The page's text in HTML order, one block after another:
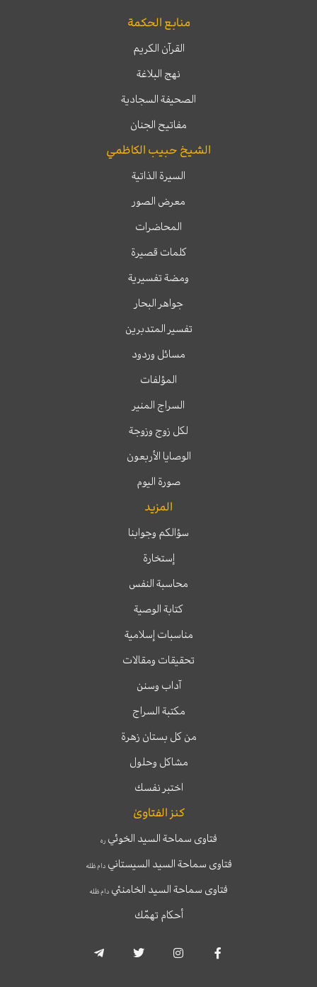
منابع الحكمة
القرآن الكريم
نهج البلاغة
الصحيفة السجادية
مفاتيح الجنان
الشيخ حبيب الكاظمي
السيرة الذاتية
معرض الصور
المحاضرات
كلمات قصيرة
ومضة تفسيرية
جواهر البحار
تفسير المتدبرين
مسائل وردود
المؤلفات
السراج المنير
لكل زوج وزوجة
الوصايا الأربعون
صورة اليوم
المزيد
سؤالكم وجوابنا
إستخارة
محاسبة النفس
كتابة الوصية
مناسبات إسلامية
تحقيقات ومقالات
آداب وسنن
مكتبة السراج
من كل بستان زهرة
مشاكل وحلول
اختبر نفسك
كنز الفتاوىٰ
فتاوى سماحة السيد الخوئيره
فتاوى سماحة السيد السيستانيدام ظله
فتاوى سماحة السيد الخامنئي دام ظله
أحكام تهمّك
a
c
s
i
l